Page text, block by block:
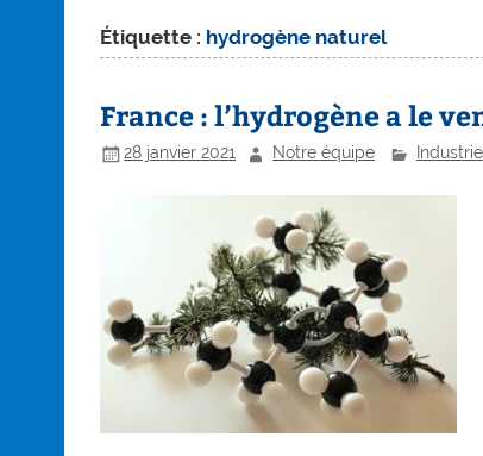
Étiquette : hydrogène naturel
France : l’hydrogène a le
28 janvier 2021 Notre équipe Industrie